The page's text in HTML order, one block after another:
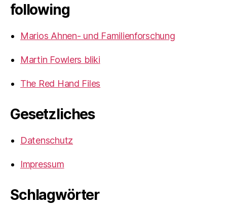
following
Marios Ahnen- und Familienforschung
Martin Fowlers bliki
The Red Hand Files
Gesetzliches
Datenschutz
Impressum
Schlagwörter